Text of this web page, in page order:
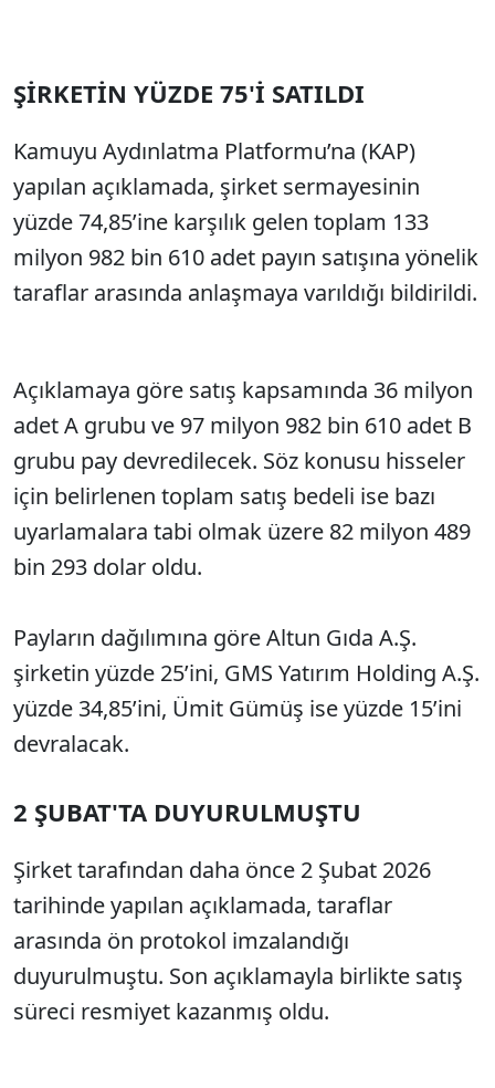
ŞİRKETİN YÜZDE 75'İ SATILDI
Kamuyu Aydınlatma Platformu’na (KAP)
yapılan açıklamada, şirket sermayesinin
yüzde 74,85’ine karşılık gelen toplam 133
milyon 982 bin 610 adet payın satışına yönelik
taraflar arasında anlaşmaya varıldığı bildirildi.
Açıklamaya göre satış kapsamında 36 milyon
adet A grubu ve 97 milyon 982 bin 610 adet B
grubu pay devredilecek. Söz konusu hisseler
için belirlenen toplam satış bedeli ise bazı
uyarlamalara tabi olmak üzere 82 milyon 489
bin 293 dolar oldu.
Payların dağılımına göre Altun Gıda A.Ş.
şirketin yüzde 25’ini, GMS Yatırım Holding A.Ş.
yüzde 34,85’ini, Ümit Gümüş ise yüzde 15’ini
devralacak.
2 ŞUBAT'TA DUYURULMUŞTU
Şirket tarafından daha önce 2 Şubat 2026
tarihinde yapılan açıklamada, taraflar
arasında ön protokol imzalandığı
duyurulmuştu. Son açıklamayla birlikte satış
süreci resmiyet kazanmış oldu.